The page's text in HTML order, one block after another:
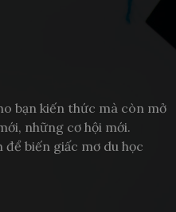
bạn kiến thức mà còn mở
những cơ hội mới.
để biến giấc mơ du học